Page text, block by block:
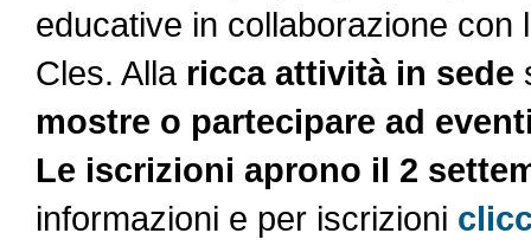
educative in collaborazione con
Cles. Allaricca attività in sede
mostre o partecipare ad
Le iscrizioni aprono il 2
informazioni e per iscrizioni